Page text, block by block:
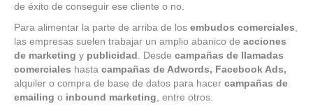
de éxito de conseguir ese cliente o no.
Para alimentar la parte de arriba de los embudos comerciales
las empresas suelen trabajar un amplio abanico de acciones
de marketing y publicidad . Desde campañas de llamadas
comerciales hasta campañas de Adwords, Facebook Ads,
alquiler o compra de base de datos para hacer campañas de
emailing o inbound marketing , entre otros.